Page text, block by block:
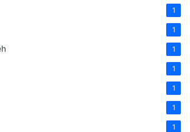
1
1
1
1
1
1
1